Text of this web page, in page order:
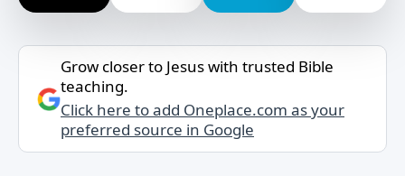
Grow closer to Jesus with trusted Bible
teaching.
Click here to add Oneplace.com as your
preferred source in Google